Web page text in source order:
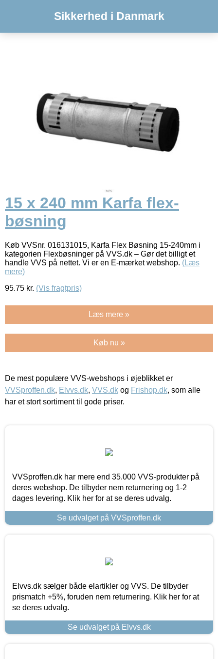
Sikkerhed i Danmark
15 x 240 mm Karfa flex-
bøsning
Køb VVSnr. 016131015, Karfa Flex Bøsning 15-240mm i
kategorien Flexbøsninger på VVS.dk – Gør det billigt et
handle VVS på nettet. Vi er en E-mærket webshop. (Læs
mere)
95.75 kr. (Vis fragtpris)
Læs mere »
Køb nu »
De mest populære VVS-webshops i øjeblikket er
VVSproffen.dk, Elvvs.dk, VVS.dk og Frishop.dk, som alle
har et stort sortiment til gode priser.
VVSproffen.dk har mere end 35.000 VVS-produkter på
deres webshop. De tilbyder nem returnering og 1-2
dages levering. Klik her for at se deres udvalg.
Se udvalget på VVSproffen.dk
Elvvs.dk sælger både elartikler og VVS. De tilbyder
prismatch +5%, foruden nem returnering. Klik her for at
se deres udvalg.
Se udvalget på Elvvs.dk